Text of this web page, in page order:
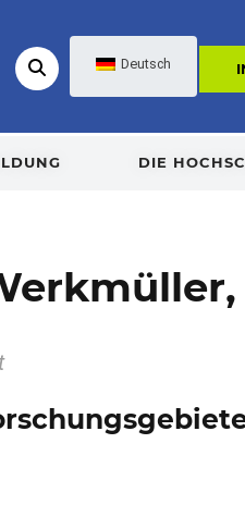
Deutsch
DIE